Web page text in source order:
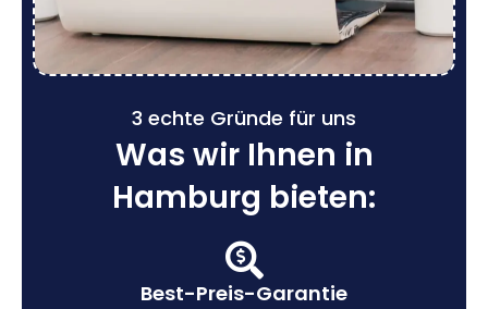
3 echte Gründe für uns
Was wir Ihnen in
Hamburg bieten:
Best-Preis-Garantie